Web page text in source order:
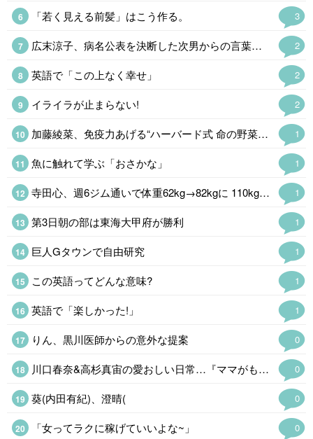
3
「若く見える前髪」はこう作る。
2
広末涼子、病名公表を決断した次男からの言葉「言い訳にするのも嫌だった」
2
英語で「この上なく幸せ」
2
イライラが止まらない!
1
加藤綾菜、免疫力あげる“ハーバード式 命の野菜スープ公開「野菜たっぷりで…
1
魚に触れて学ぶ「おさかな」
1
寺田心、週6ジム通いで体重62kg→82kgに 110kgのベンチプレス…
1
第3日朝の部は東海大甲府が勝利
1
巨人Gタウンで自由研究
1
この英語ってどんな意味?
1
英語で「楽しかった!」
0
りん、黒川医師からの意外な提案
0
川口春奈&高杉真宙の愛おしい日常…『ママがもうこの世界にいなくても私の命の日記』場面写真
0
葵(内田有紀)、澄晴(
0
「女ってラクに稼げていいよな~」